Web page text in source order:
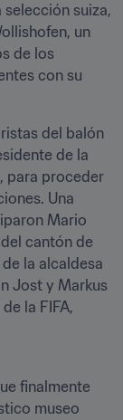
selección suiza,
un
de los
con su
del balón
de la
para proceder
Una
Mario
cantón de
la alcaldesa
Jost y Markus
la FIFA,
finalmente
museo